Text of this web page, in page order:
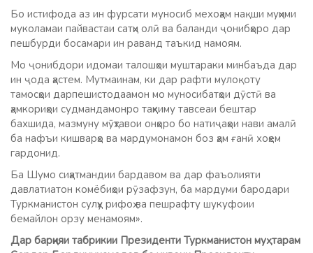
Бо истифода аз ин фурсати муносиб мехоҳам нақши муҳими
муколамаи пайвастаи сатҳи олӣ ва баланди ҷонибҳоро дар
пешбурди босамари ин раванд таъкид намоям.
Мо ҷонибдори идомаи талошҳои муштараки минбаъда дар
ин ҷода ҳастем. Мутмаинам, ки дар рафти мулоқоту
тамосҳои дарпешистодаамон мо муносибатҳои дӯстӣ ва
ҳамкориҳои судмандамонро таҳкиму тавсеаи бештар
бахшида, мазмуну мӯҳтавои онҳоро бо натиҷаҳои нави амалӣ
ба нафъи кишварҳо ва мардумонамон боз ҳам ғанӣ хоҳем
гардонид.
Ба Шумо сиҳатмандии бардавом ва дар фаъолияти
давлатиатон комёбиҳои рӯзафзун, ба мардуми бародари
Туркманистон сулҳу рифоҳ ва пешрафту шукуфоии
бемайлон орзу менамоям».
Дар барқияи табрикии Президенти Туркманистон муҳтарам